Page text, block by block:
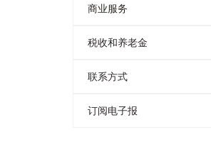
商业服务
税收和养老金
联系方式
订阅电子报